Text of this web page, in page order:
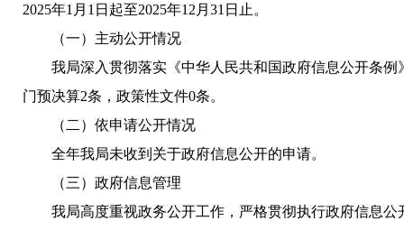
2025年1月1日起至2025年12月31日止。
（一）主动公开情况
我局深入贯彻落实《中华人民共和国政府信息公开条
门预决算2条，政策性文件0条。
（二）依申请公开情况
全年我局未收到关于政府信息公开的申请。
（三）政府信息管理
我局高度重视政务公开工作，严格贯彻执行政府信息